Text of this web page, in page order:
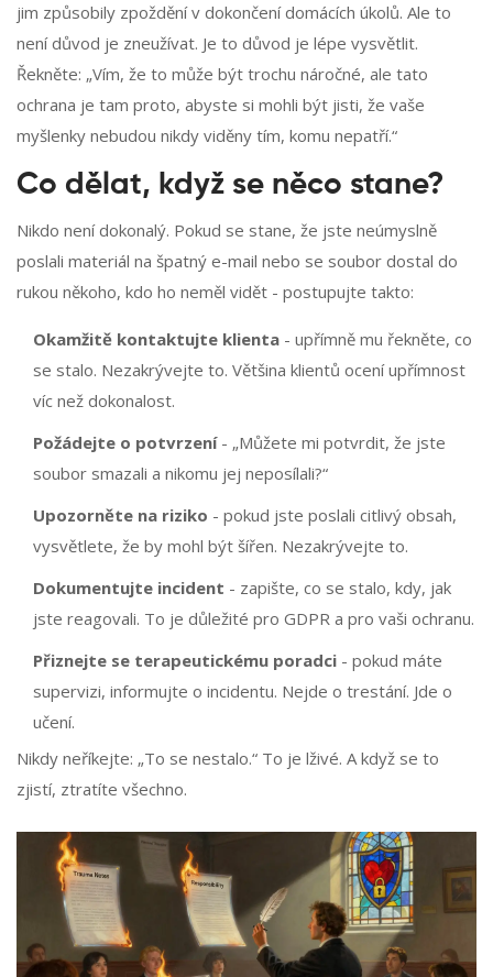
jim způsobily zpoždění v dokončení domácích úkolů. Ale to
není důvod je zneužívat. Je to důvod je lépe vysvětlit.
Řekněte: „Vím, že to může být trochu náročné, ale tato
ochrana je tam proto, abyste si mohli být jisti, že vaše
myšlenky nebudou nikdy viděny tím, komu nepatří.“
Co dělat, když se něco stane?
Nikdo není dokonalý. Pokud se stane, že jste neúmyslně
poslali materiál na špatný e-mail nebo se soubor dostal do
rukou někoho, kdo ho neměl vidět - postupujte takto:
Okamžitě kontaktujte klienta - upřímně mu řekněte, co
se stalo. Nezakrývejte to. Většina klientů ocení upřímnost
víc než dokonalost.
Požádejte o potvrzení- „Můžete mi potvrdit, že jste
soubor smazali a nikomu jej neposílali?“
Upozorněte na riziko - pokud jste poslali citlivý obsah,
vysvětlete, že by mohl být šířen. Nezakrývejte to.
Dokumentujte incident - zapište, co se stalo, kdy, jak
jste reagovali. To je důležité pro GDPR a pro vaši ochranu.
Přiznejte se terapeutickému poradci - pokud máte
supervizi, informujte o incidentu. Nejde o trestání. Jde o
učení.
Nikdy neříkejte: „To se nestalo.“ To je lživé. A když se to
zjistí, ztratíte všechno.